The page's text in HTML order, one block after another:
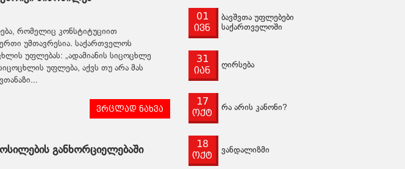
რომელიც კონსტიტუციით
უმთავრესია. საქართველოს
უფლებას: „ადამიანის სიცოცხლე
უფლება, აქვს თუ არა მას
ვრცლად ნახვა
განხორციელებაში
01
ივნ
ბავშვთა უფლებები
საქართველოში
31
იან
ღირსება
17
ოქტ
რა არის კანონი?
18
ოქტ
ვანდალიზმი